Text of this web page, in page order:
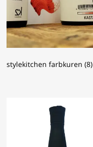
stylekitchen farbkuren(8)